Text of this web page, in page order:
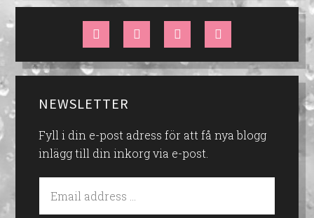
NEWSLETTER
Fyll i din e-post adress för att få nya blogg
inlägg till din inkorg via e-post.